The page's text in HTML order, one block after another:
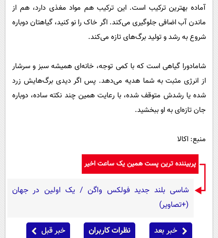
آماده بهترین ترکیب است. این ترکیب هم مواد مغذی دارد، هم از
ماندن آب اضافی جلوگیری می‌کند. اگر خاک را نو کنید، گیاهتان دوباره
شروع به رشد و تولید برگ‌های تازه می‌کند.
شامادورا گیاهی است که با کمی توجه، خانه‌ای همیشه سبز و سرشار
از انرژی مثبت به شما هدیه می‌دهد. پس اگر دیدی برگ‌هایش زرد
شده یا رشدش متوقف شده، با رعایت همین چند نکته ساده، دوباره
جان تازه‌ای به او ببخشید.
منبع: اکالا
پربیننده ترین پست همین یک ساعت اخیر
شاسی بلند جدید فولکس واگن / یک اولین در جهان
(+تصاویر)
خبر بعد نظرات کاربران خبر قبل